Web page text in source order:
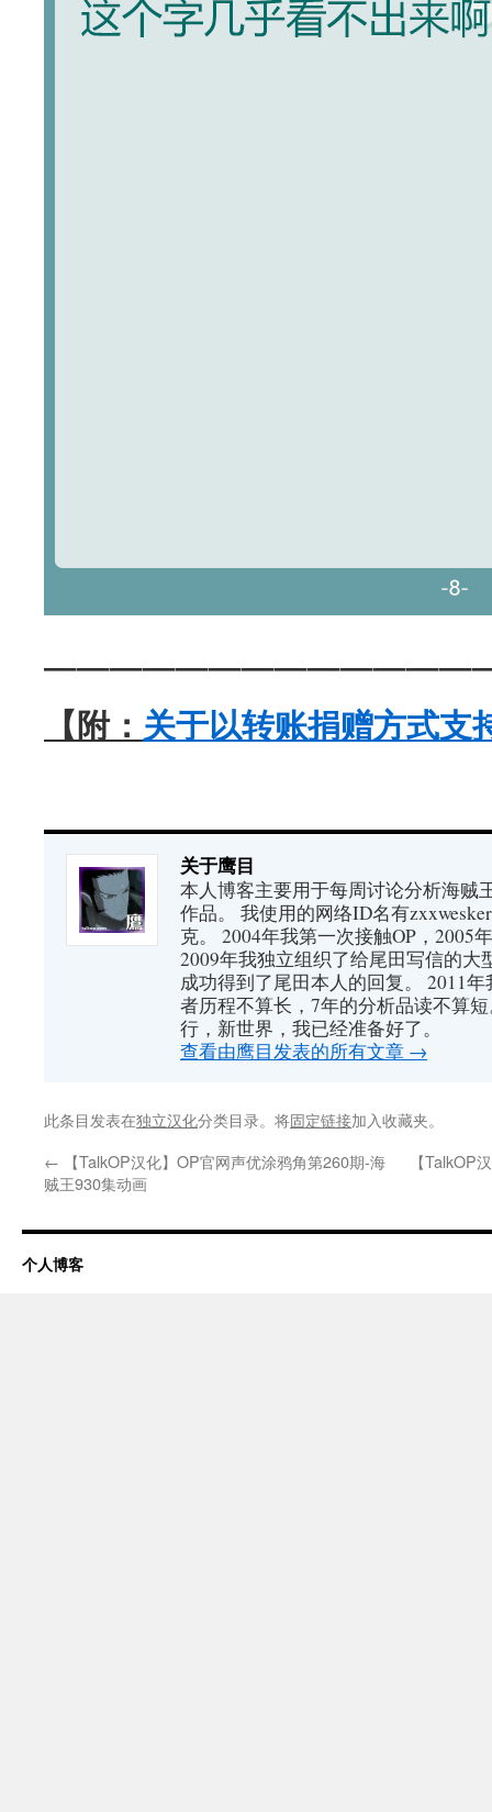
【附： 关于以转账捐赠方式支
关于鹰目
本人博客主要用于每周讨论分析海贼
作品。 我使用的网络ID名有
克。 2004年我第一次接触OP，2005
2009年我独立组织了给尾田写信的大
成功得到了尾田本人的回复。 2011
者历程不算长，7年的分析品读不算
行，新世界，我已经准备好了。
查看由鹰目发表的所有文章 →
此条目发表在独立汉化分类目录。将固定链接加入收藏夹。
← 【TalkOP汉化】OP官网声优涂鸦角第260期-海
贼王930集动画
【TalkOP
个人博客